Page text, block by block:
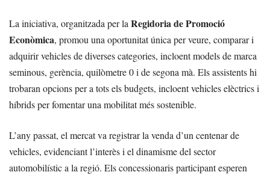
La iniciativa, organitzada per la Regidoria de Promoció
Econòmica, promou una oportunitat única per veure, comparar i
adquirir vehicles de diverses categories, incloent models de marca
seminous, gerència, quilòmetre 0 i de segona mà. Els assistents hi
trobaran opcions per a tots els budgets, incloent vehicles elèctrics i
híbrids per fomentar una mobilitat més sostenible.
L’any passat, el mercat va registrar la venda d’un centenar de
vehicles, evidenciant l’interès i el dinamisme del sector
automobilístic a la regió. Els concessionaris participant esperen